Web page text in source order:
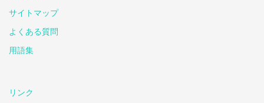
サイトマップ
よくある質問
用語集
リンク